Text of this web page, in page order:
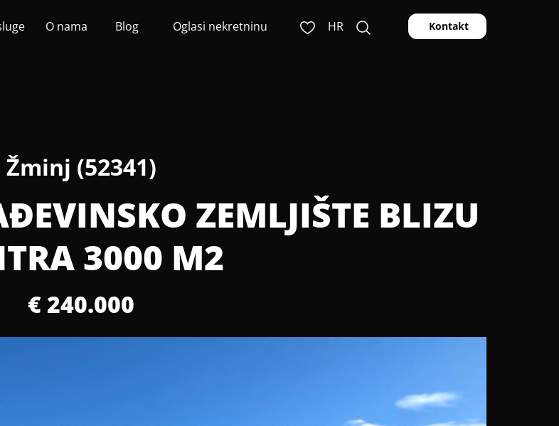
O nama Blog Oglasi nekretninu HR Kontakt
Žminj (52341)
ZEMLJIŠTE BLIZU
3000 M2
€ 240.000